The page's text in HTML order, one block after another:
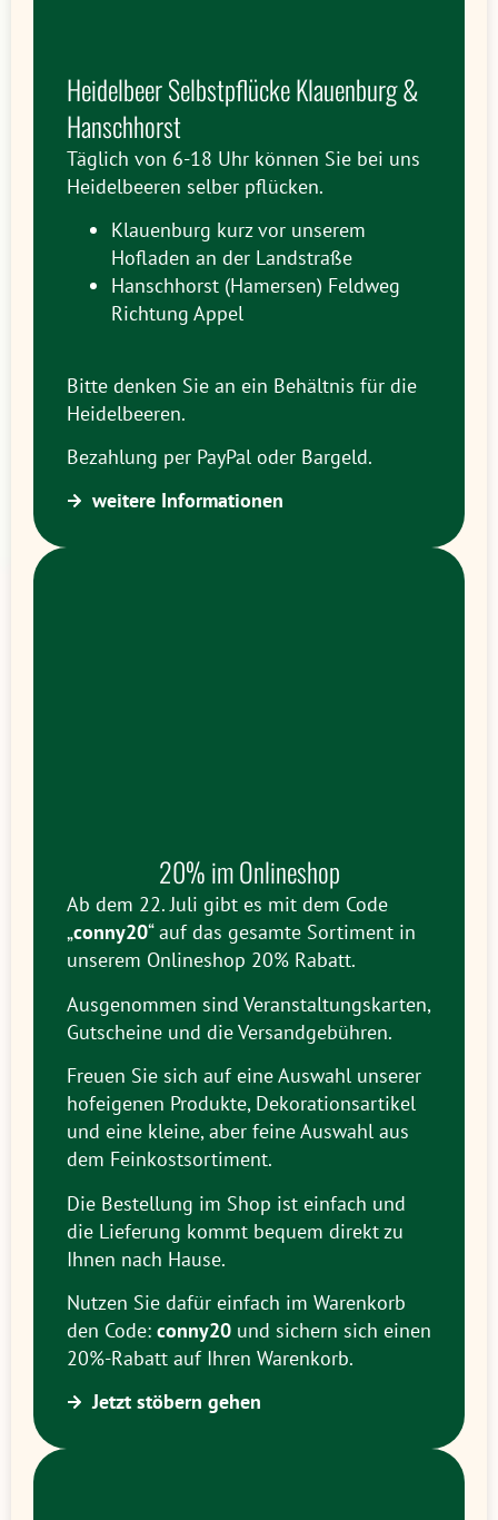
Heidelbeer Selbstpflücke Klauenburg &
Hanschhorst
Täglich von 6-18 Uhr können Sie bei uns
Heidelbeeren selber pflücken.
Klauenburg kurz vor unserem
Hofladen an der Landstraße
Hanschhorst (Hamersen) Feldweg
Richtung Appel
Bitte denken Sie an ein Behältnis für die
Heidelbeeren.
Bezahlung per PayPal oder Bargeld.
weitere Informationen
20% im Onlineshop
Ab dem 22. Juli gibt es mit dem Code
„conny20“ auf das gesamte Sortiment in
unserem Onlineshop 20% Rabatt.
Ausgenommen sind Veranstaltungskarten,
Gutscheine und die Versandgebühren.
Freuen Sie sich auf eine Auswahl unserer
hofeigenen Produkte, Dekorationsartikel
und eine kleine, aber feine Auswahl aus
dem Feinkostsortiment.
Die Bestellung im Shop ist einfach und
die Lieferung kommt bequem direkt zu
Ihnen nach Hause.
Nutzen Sie dafür einfach im Warenkorb
den Code: conny20 und sichern sich einen
20%-Rabatt auf Ihren Warenkorb.
Jetzt stöbern gehen